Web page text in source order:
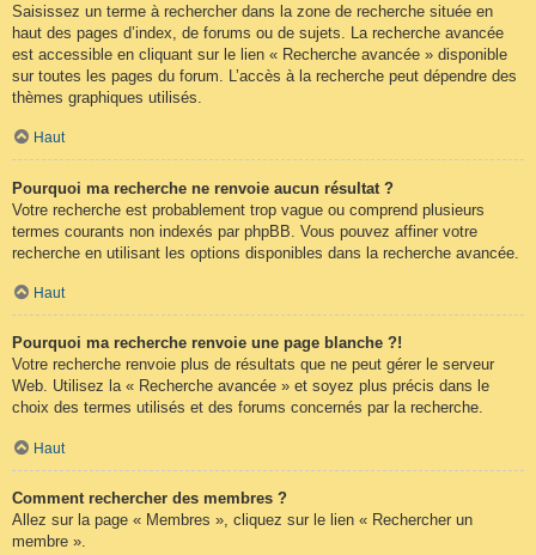
Saisissez un terme à rechercher dans la zone de recherche située en
haut des pages d’index, de forums ou de sujets. La recherche avancée
est accessible en cliquant sur le lien « Recherche avancée » disponible
sur toutes les pages du forum. L’accès à la recherche peut dépendre des
thèmes graphiques utilisés.
Haut
Pourquoi ma recherche ne renvoie aucun résultat ?
Votre recherche est probablement trop vague ou comprend plusieurs
termes courants non indexés par phpBB. Vous pouvez affiner votre
recherche en utilisant les options disponibles dans la recherche avancée.
Haut
Pourquoi ma recherche renvoie une page blanche ?!
Votre recherche renvoie plus de résultats que ne peut gérer le serveur
Web. Utilisez la « Recherche avancée » et soyez plus précis dans le
choix des termes utilisés et des forums concernés par la recherche.
Haut
Comment rechercher des membres ?
Allez sur la page « Membres », cliquez sur le lien « Rechercher un
membre ».